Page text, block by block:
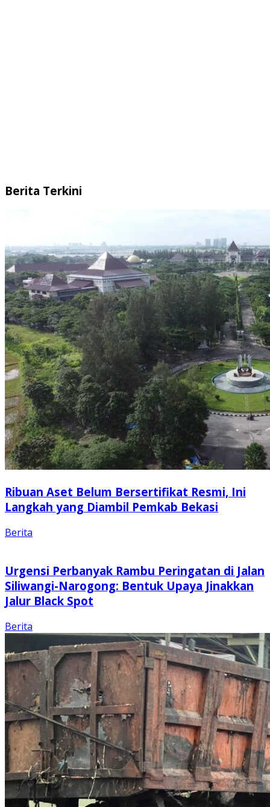
Berita Terkini
Ribuan Aset Belum Bersertifikat Resmi, Ini
Langkah yang Diambil Pemkab Bekasi
Berita
Urgensi Perbanyak Rambu Peringatan di Jalan
Siliwangi-Narogong: Bentuk Upaya Jinakkan
Jalur Black Spot
Berita